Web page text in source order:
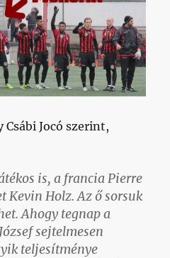
Jocó szerint,
is, a francia Pierre
Kevin Holz. Az ő sorsuk
Ahogy tegnap a
sejtelmesen
teljesítménye